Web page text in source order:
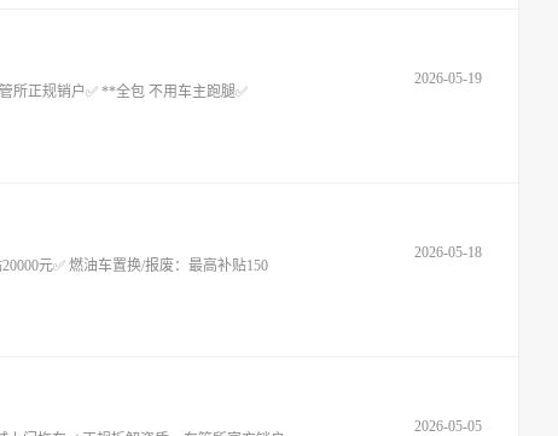
2026-05-19
所正规销户✅ **全包 不用车主跑腿✅
2026-05-18
元✅ 燃油车置换/报废：最高补贴150
2026-05-05